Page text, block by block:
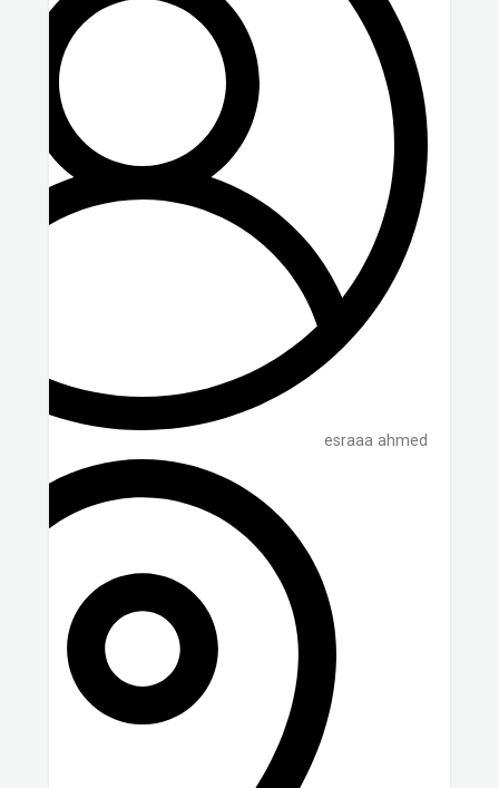
esraaa ahmed